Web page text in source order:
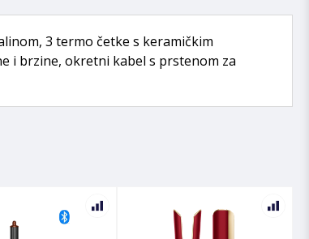
3 termo četke s keramičkim
i brzine, okretni kabel s prstenom za